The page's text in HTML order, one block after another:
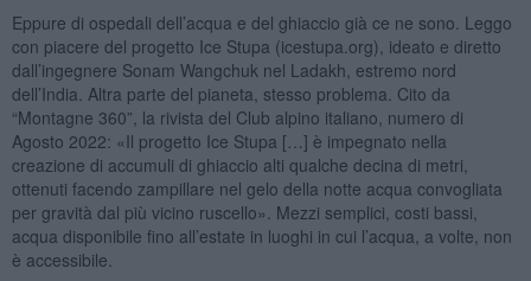
Eppure di ospedali dell’acqua e del ghiaccio già ce ne sono. Leggo
con piacere del progetto Ice Stupa (icestupa.org), ideato e diretto
dall’ingegnere Sonam Wangchuk nel Ladakh, estremo nord
dell’India. Altra parte del pianeta, stesso problema. Cito da
“Montagne 360”, la rivista del Club alpino italiano, numero di
Agosto 2022: «Il progetto Ice Stupa […] è impegnato nella
creazione di accumuli di ghiaccio alti qualche decina di metri,
ottenuti facendo zampillare nel gelo della notte acqua convogliata
per gravità dal più vicino ruscello». Mezzi semplici, costi bassi,
acqua disponibile fino all’estate in luoghi in cui l’acqua, a volte, non
è accessibile.